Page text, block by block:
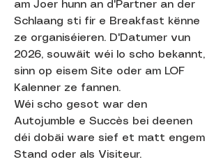
am Joer hunn an d'Partner an der
Schlaang sti fir e Breakfast kënne
ze organiséieren. D'Datumer vun
2026, souwäit wéi lo scho bekannt,
sinn op eisem Site oder am LOF
Kalenner ze fannen.
Wéi scho gesot war den
Autojumble e Succès bei deenen
déi dobäi ware sief et matt engem
Stand oder als Visiteur.